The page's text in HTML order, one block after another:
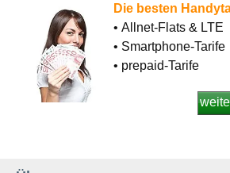
Die besten
• Allnet-Flats & LTE
• Smartphone-Tarife
• prepaid-Tarife